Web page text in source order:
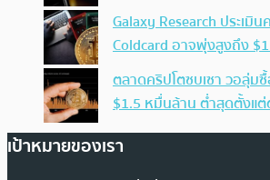
Galaxy Research ประเมิ
Coldcard อาจพุ่งสูงถึง
ตลาดคริปโตซบเซา วอลุ่ม
$1.5 หมื่นล้าน ต่ำสุดตั้งแ
เป้าหมายของเรา